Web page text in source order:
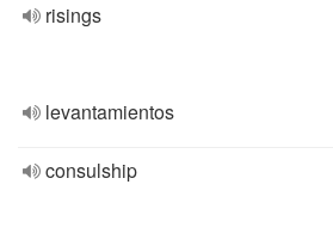
risings
levantamientos
consulship